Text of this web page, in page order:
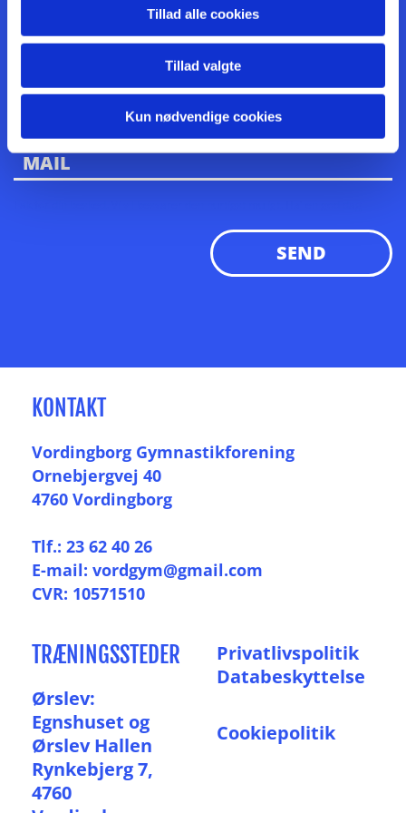
Tillad alle cookies
Tillad valgte
Kun nødvendige cookies
KONTAKT
Vordingborg Gymnastikforening
Ornebjergvej 40
4760 Vordingborg
Tlf.: 23 62 40 26
E-mail: vordgym@gmail.com
CVR: 10571510
TRÆNINGSSTEDER
Ørslev:
Egnshuset og
Ørslev Hallen
Rynkebjerg 7,
4760
Privatlivspolitik
Databeskyttelse
Cookiepolitik